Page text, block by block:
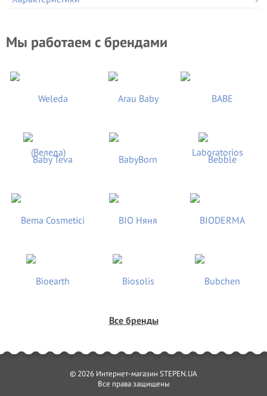
Мы работаем с брендами
Все бренды
© 2026 Интернет-магазин STEPEN.UA
Все права защищены